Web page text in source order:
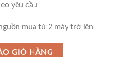
yêu cầu
mua từ 2 máy trở lên
lượng
GIỎ HÀNG